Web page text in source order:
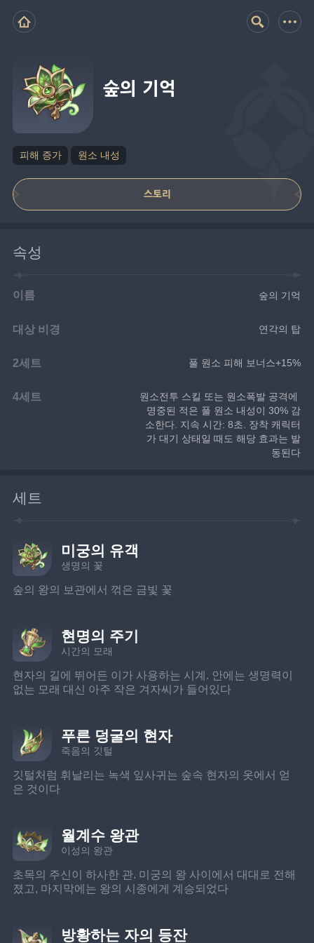
숲의 기억
피해 증가 원소 내성
스토리
속성
이름 숲의 기억
대상 비경 연각의 탑
2세트 풀 원소 피해 보너스+15%
4세트
원소전투 스킬 또는 원소폭발 공격에
명중된 적은 풀 원소 내성이 30% 감
소한다. 지속 시간: 8초. 장착 캐릭터
가 대기 상태일 때도 해당 효과는 발
동된다
세트
미궁의 유객
생명의 꽃
숲의 왕의 보관에서 꺾은 금빛 꽃
현명의 주기
시간의 모래
현자의 길에 뛰어든 이가 사용하는 시계. 안에는 생명력이
없는 모래 대신 아주 작은 겨자씨가 들어있다
푸른 덩굴의 현자
죽음의 깃털
깃털처럼 휘날리는 녹색 잎사귀는 숲속 현자의 옷에서 얻
은 것이다
월계수 왕관
이성의 왕관
초목의 주신이 하사한 관. 미궁의 왕 사이에서 대대로 전해
졌고, 마지막에는 왕의 시종에게 계승되었다
방황하는 자의 등잔